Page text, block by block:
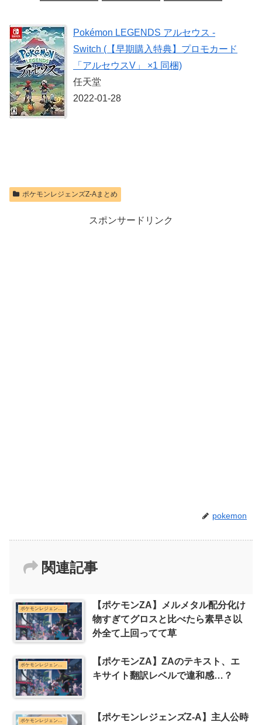
価格：¥9,299
ナイト ブラッ
ク(CFI-
ZCT2J01)
価格：¥10,737
価格：¥7,286
価格：¥9,980
Pokémon LEGENDS アルセウス -
Switch (【早期購入特典】プロモカード
「アルセウスV」 ×1 同梱)
任天堂
2022-01-28
ポケモンレジェンズZ-Aまとめ
スポンサードリンク
pokemon
関連記事
ポケモンレジェンズZ-Aまとめ
【ポケモンZA】メルメタル配分化け
物すぎてグロスと比べたら素早さ以
外全て上回ってて草
【ポケモンZA】ZAのテキスト、エ
キサイト翻訳レベルで違和感…？
ポケモンレジェンズZ-Aまとめ
【ポケモンレジェンズZ-A】主人公時